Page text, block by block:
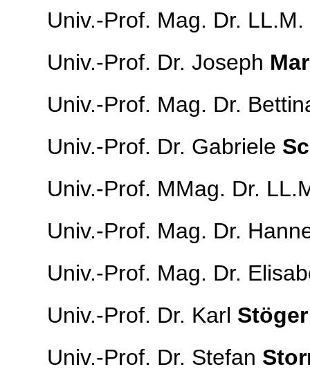
Univ.-Prof. Mag. Dr.
Univ.-Prof. Dr. Joseph
Univ.-Prof. Mag. Dr.
Univ.-Prof. Dr. Gabriele
Univ.-Prof. MMag. Dr.
Univ.-Prof. Mag. Dr.
Univ.-Prof. Mag. Dr.
Univ.-Prof. Dr. Karl Stöger
Univ.-Prof. Dr. Stefan